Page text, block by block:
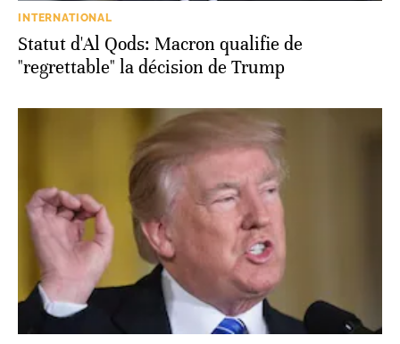
INTERNATIONAL
Statut d'Al Qods: Macron qualifie de
"regrettable" la décision de Trump